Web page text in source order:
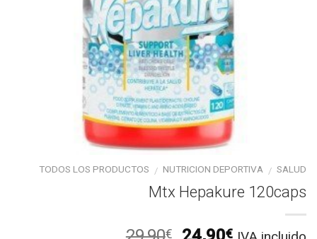
TODOS LOS PRODUCTOS / NUTRICION DEPORTIVA / SALUD
Mtx Hepakure 120caps
€
El
€El